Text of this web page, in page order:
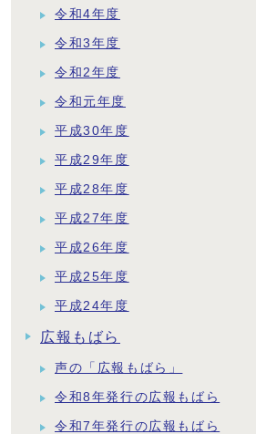
令和4年度
令和3年度
令和2年度
令和元年度
平成30年度
平成29年度
平成28年度
平成27年度
平成26年度
平成25年度
平成24年度
広報もばら
声の「広報もばら」
令和8年発行の広報もばら
令和7年発行の広報もばら